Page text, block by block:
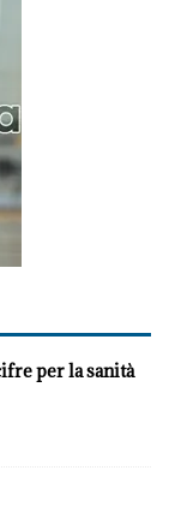
per la sanità